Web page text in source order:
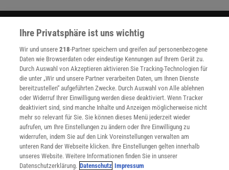
Für Sie im Spektrum-Shop und am Kiosk:
WEITERE NEUERSCHEINUNGEN SPEKTRUM SHOP
Spektrum.de-Newsletter abonnieren
Ihre Privatsphäre ist uns wichtig
Wir und unsere218-Partner speichern und greifen auf personenbezogene
Daten wie Browserdaten oder eindeutige Kennungen auf Ihrem Gerät zu.
Durch Auswahl von Akzeptieren aktivieren Sie Tracking-Technologien für
die unter „Wir und unsere Partner verarbeiten Daten, um Ihnen Dienste
bereitzustellen“ aufgeführten Zwecke. Durch Auswahl von Alle ablehnen
oder Widerruf Ihrer Einwilligung werden diese deaktiviert. Wenn Tracker
deaktiviert sind, sind manche Inhalte und Anzeigen möglicherweise nicht
mehr so relevant für Sie. Sie können dieses Menü jederzeit wieder
aufrufen, um Ihre Einstellungen zu ändern oder Ihre Einwilligung zu
widerrufen, indem Sie auf den Link Voreinstellungen verwalten am
unteren Rand der Webseite klicken. Ihre Einstellungen gelten innerhalb
unseres Website. Weitere Informationen finden Sie in unserer
Datenschutzerklärung. Datenschutz Impressum